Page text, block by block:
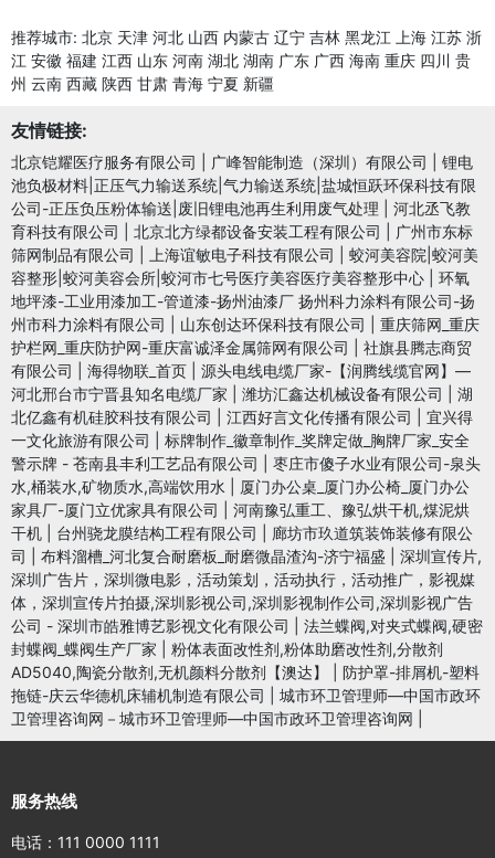
推荐城市: 北京 天津 河北 山西 内蒙古 辽宁 吉林 黑龙江 上海 江苏 浙
江 安徽 福建 江西 山东 河南 湖北 湖南 广东 广西 海南 重庆 四川 贵
州 云南 西藏 陕西 甘肃 青海 宁夏 新疆
友情链接:
北京铠耀医疗服务有限公司 广峰智能制造（深圳）有限公司
锂电
池负极材料|正压气力输送系统|气力输送系统|盐城恒跃环保科技有限
公司-正压负压粉体输送|废旧锂电池再生利用废气处理
河北丞飞教
育科技有限公司
北京北方绿都设备安装工程有限公司
广州市东标
筛网制品有限公司
上海谊敏电子科技有限公司
蛟河美容院|蛟河美
容整形|蛟河美容会所|蛟河市七号医疗美容医疗美容整形中心
环氧
地坪漆-工业用漆加工-管道漆-扬州油漆厂 扬州科力涂料有限公司-扬
州市科力涂料有限公司
山东创达环保科技有限公司
重庆筛网_重庆
护栏网_重庆防护网-重庆富诚泽金属筛网有限公司
社旗县腾志商贸
有限公司
海得物联_首页
源头电线电缆厂家-【润腾线缆官网】—
河北邢台市宁晋县知名电缆厂家
潍坊汇鑫达机械设备有限公司
湖
北亿鑫有机硅胶科技有限公司
江西好言文化传播有限公司
宜兴得
一文化旅游有限公司
标牌制作_徽章制作_奖牌定做_胸牌厂家_安全
警示牌 - 苍南县丰利工艺品有限公司
枣庄市傻子水业有限公司-泉头
水,桶装水,矿物质水,高端饮用水
厦门办公桌_厦门办公椅_厦门办公
家具厂-厦门立优家具有限公司
河南豫弘重工、豫弘烘干机,煤泥烘
干机
台州骁龙膜结构工程有限公司
廊坊市玖道筑装饰装修有限公
司
布料溜槽_河北复合耐磨板_耐磨微晶渣沟-济宁福盛
深圳宣传片,
深圳广告片，深圳微电影，活动策划，活动执行，活动推广，影视媒
体，深圳宣传片拍摄,深圳影视公司,深圳影视制作公司,深圳影视广告
公司 - 深圳市皓雅博艺影视文化有限公司
法兰蝶阀,对夹式蝶阀,硬密
封蝶阀_蝶阀生产厂家
粉体表面改性剂,粉体助磨改性剂,分散剂
AD5040,陶瓷分散剂,无机颜料分散剂【澳达】
防护罩-排屑机-塑料
拖链-庆云华德机床辅机制造有限公司
城市环卫管理师—中国市政环
卫管理咨询网－城市环卫管理师—中国市政环卫管理咨询网
服务热线
电话：111 0000 1111